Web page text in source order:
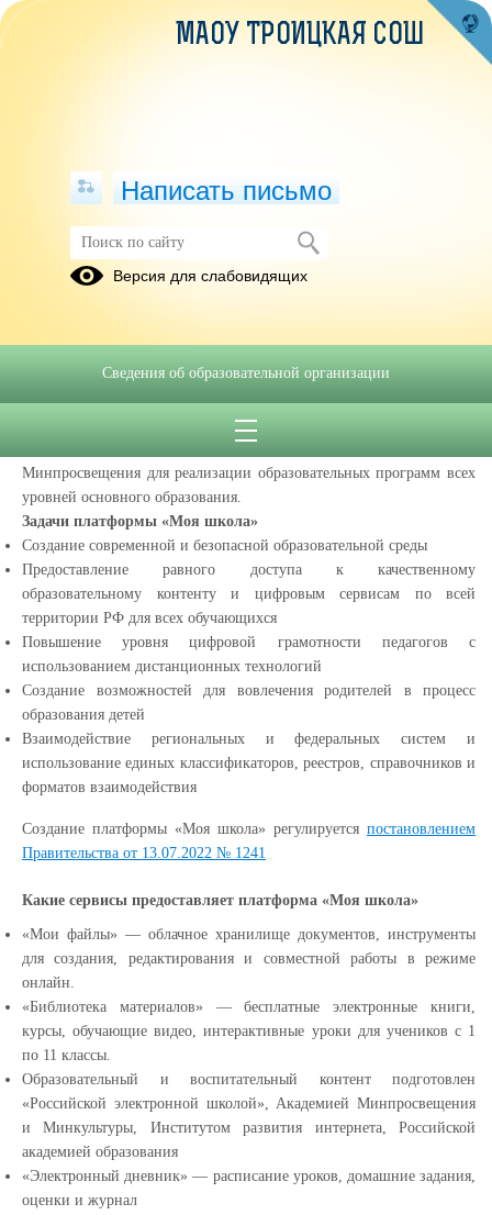
ФГИС "МОЯ ШКОЛА"
Что такое платформа «Моя школа»
«Моя школа»— образовательная платформа для учеников,
родителей и учителей. На ней можно получить доступ к цифровым
Минпросвещения для реализации образовательных программ всех
уровней основного образования.
Задачи платформы «Моя школа»
Создание современной и безопасной образовательной среды
Предоставление равного доступа к качественному
образовательному контенту и цифровым сервисам по всей
территории РФ для всех обучающихся
Повышение уровня цифровой грамотности педагогов с
использованием дистанционных технологий
Создание возможностей для вовлечения родителей в процесс
образования детей
Взаимодействие региональных и федеральных систем и
использование единых классификаторов, реестров, справочников и
форматов взаимодействия
Создание платформы «Моя школа» регулируется постановлением
Правительства от 13.07.2022 № 1241
Какие сервисы предоставляет платформа «Моя школа»
«Мои файлы» — облачное хранилище документов, инструменты
для создания, редактирования и совместной работы в режиме
онлайн.
«Библиотека материалов» — бесплатные электронные книги,
курсы, обучающие видео, интерактивные уроки для учеников с 1
по 11 классы.
Образовательный и воспитательный контент подготовлен
«Российской электронной школой», Академией Минпросвещения
и Минкультуры, Институтом развития интернета, Российской
академией образования
«Электронный дневник» — расписание уроков, домашние задания,
оценки и журнал
МАОУ ТРОИЦКАЯ СОШ
Написать письмо
Версия для слабовидящих
Сведения об образовательной организации